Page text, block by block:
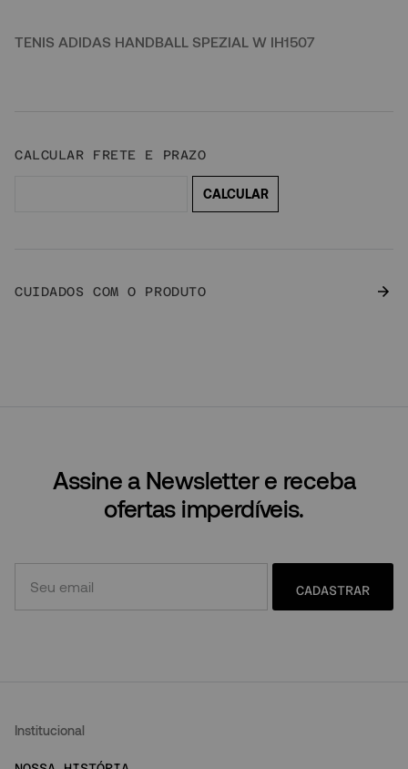
TENIS ADIDAS HANDBALL SPEZIAL W IH1507
CUIDADOS COM O PRODUTO
Assine a Newsletter e receba
ofertas imperdíveis.
CADASTRAR
Institucional